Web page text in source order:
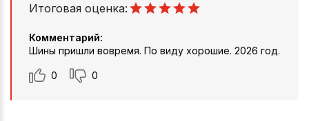
Итоговая оценка:
Комментарий:
Шины пришли вовремя. По виду хорошие. 2026 год.
0 0